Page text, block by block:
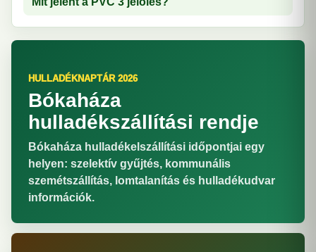
HULLADÉKNAPTÁR 2026
Bókaháza
hulladékszállítási rendje
Bókaháza hulladékelszállítási időpontjai egy
helyen: szelektív gyűjtés, kommunális
szemétszállítás, lomtalanítás és hulladékudvar
információk.